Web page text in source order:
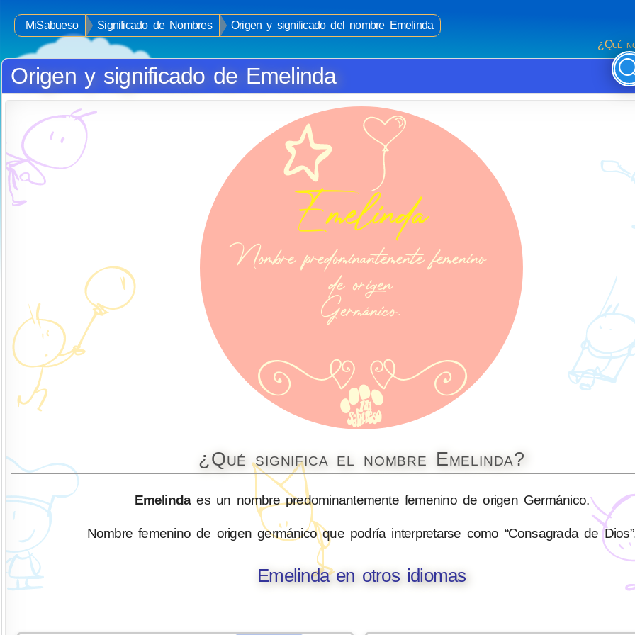
MiSabueso Significado de Nombres
Origen y significado del nombre Emelinda
¿Qué
Origen y significado de Emelinda
¿Qué significa el nombre Emelinda?
Emelindaes un nombre predominantemente femenino de origen Germánico.
Nombre femenino de origen germánico que podría interpretarse como “Consagrada de
Emelinda en otros idiomas